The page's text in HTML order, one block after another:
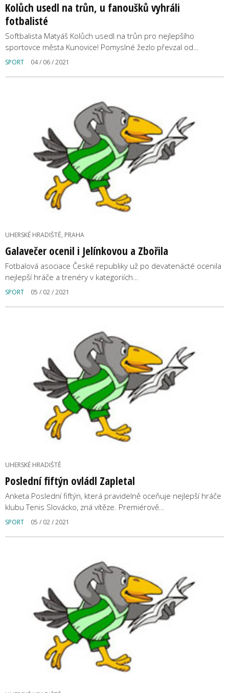
Kolůch usedl na trůn, u fanoušků vyhráli
fotbalisté
Softbalista Matyáš Kolůch usedl na trůn pro nejlepšího
sportovce města Kunovice! Pomyslné žezlo převzal od…
SPORT 04 / 06 / 2021
UHERSKÉ HRADIŠTĚ, PRAHA
Galavečer ocenil i Jelínkovou a Zbořila
Fotbalová asociace České republiky už po devatenácté ocenila
nejlepší hráče a trenéry v kategoriích…
SPORT 05 / 02 / 2021
UHERSKÉ HRADIŠTĚ
Poslední fiftýn ovládl Zapletal
Anketa Poslední fiftýn, která pravidelně oceňuje nejlepší hráče
klubu Tenis Slovácko, zná vítěze. Premiérově…
SPORT 05 / 02 / 2021